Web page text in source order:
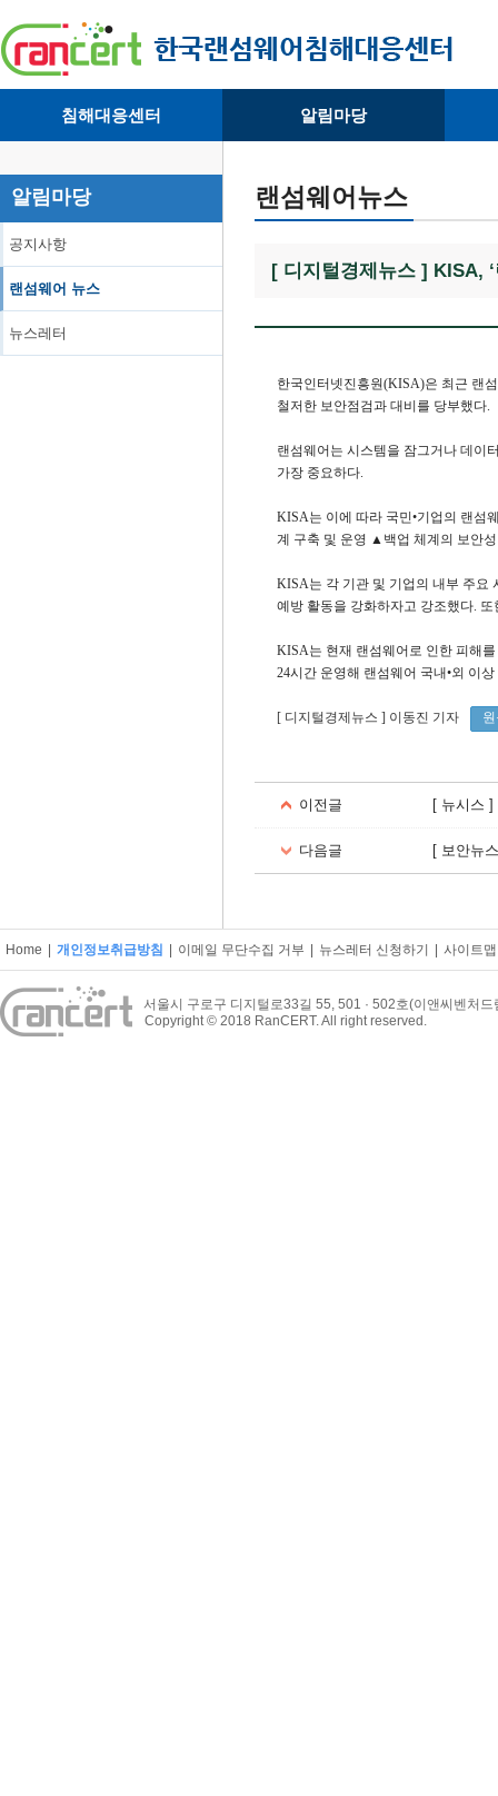
침해대응센터
· 침해피해신고
· 개인정보취급방침
알림마당
· 뉴스레터
알림마당
공지사항
랜섬웨어 뉴스
뉴스레터
랜섬웨어뉴스
[ 디지털경제뉴스 ] KISA,
한국인터넷진흥원(KISA)은 최근 랜
철저한 보안점검과 대비를 당부했다.
랜섬웨어는 시스템을 잠그거나 데이
가장 중요하다.
KISA는 이에 따라 국민•기업의 랜섬
계 구축 및 운영 ▲백업 체계의 보안
KISA는 각 기관 및 기업의 내부 주요
예방 활동을 강화하자고 강조했다.
KISA는 현재 랜섬웨어로 인한 피해
24시간 운영해 랜섬웨어 국내•외 이
[ 디지털경제뉴스 ] 이동진 기자
이전글 [ 뉴시스
다음글 [ 보안뉴
Home 개인정보취급방침 이메일 무단수집 거부 뉴스레터 신청하기 사이트맵
서울시 구로구 디지털로33길 55, 501 · 502호(이앤씨벤처드
Copyright © 2018 RanCERT. All right reserved.